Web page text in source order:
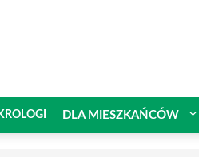
DLA MIESZKAŃCÓW